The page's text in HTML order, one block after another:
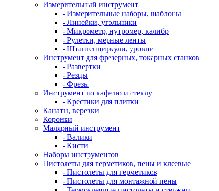
Измерительный инструмент
- Измерительные наборы, шаблоны
- Линейки, угольники
- Микрометр, нутромер, калибр
- Рулетки, мерные ленты
- Штангенциркули, уровни
Инструмент для фрезерных, токарных станков
- Развертки
- Резцы
- Фрезы
Инструмент по кафелю и стеклу
- Крестики для плитки
Канаты, веревки
Коронки
Малярный инструмент
- Валики
- Кисти
Наборы инструментов
Пистолеты для герметиков, пены и клеевые
- Пистолеты для герметиков
- Пистолеты для монтажной пены